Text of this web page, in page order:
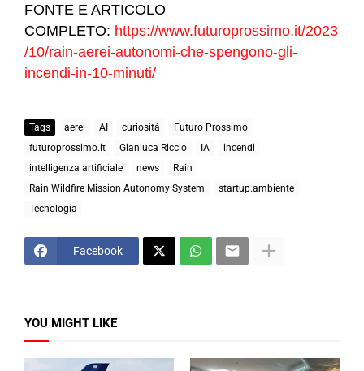
FONTE E ARTICOLO
COMPLETO: https://www.futuroprossimo.it/2023
/10/rain-aerei-autonomi-che-spengono-gli-
incendi-in-10-minuti/
Tags aerei AI curiosità
Futuro Prossimo
futuroprossimo.it
Gianluca Riccio IA
incendi
intelligenza artificiale
news
Rain
Rain Wildfire Mission Autonomy System
startup.ambiente
Tecnologia
Facebook
YOU MIGHT LIKE